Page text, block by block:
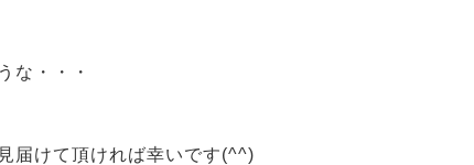
な・・・
届けて頂ければ幸いです(^^)